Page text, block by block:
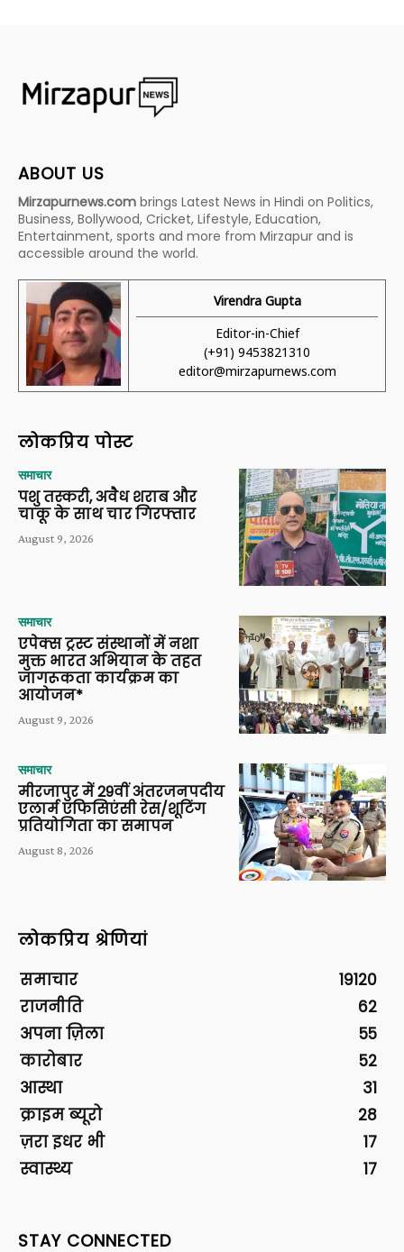
ABOUT US
Mirzapurnews.com brings Latest News in Hindi on Politics,
Business, Bollywood, Cricket, Lifestyle, Education,
Entertainment, sports and more from Mirzapur and is
accessible around the world.
Virendra Gupta
Editor-in-Chief
(+91) 9453821310
editor@mirzapurnews.com
लोकप्रिय पोस्ट
समाचार
पशु तस्करी, अवैध शराब और
चाकू के साथ चार गिरफ्तार
August 9, 2026
समाचार
एपेक्स ट्रस्ट संस्थानों में नशा
मुक्त भारत अभियान के तहत
जागरूकता कार्यक्रम का
आयोजन*
August 9, 2026
समाचार
मीरजापुर में 29वीं अंतरजनपदीय
एलार्म एफिसिएंसी रेस/शूटिंग
प्रतियोगिता का समापन
August 8, 2026
लोकप्रिय श्रेणियां
समाचार
19120
राजनीति
62
अपना ज़िला
55
कारोबार
52
आस्था
31
क्राइम ब्यूरो
28
ज़रा इधर भी
17
स्वास्थ्य
17
STAY CONNECTED